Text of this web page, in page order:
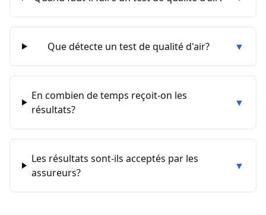
Que détecte un test de qualité d'air? ▼
En combien de temps reçoit-on les
résultats?
▼
Les résultats sont-ils acceptés par les
assureurs?
▼